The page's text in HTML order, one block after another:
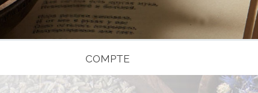
COMPTE